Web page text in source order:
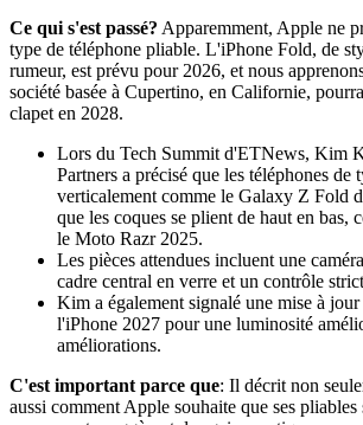
Ce qui s'est passé? Apparemment, Apple ne
type de téléphone pliable. L'iPhone Fold, de
rumeur, est prévu pour 2026, et nous
société basée à Cupertino, en Californie,
clapet en 2028.
Lors du Tech Summit d'ETNews, Kim
Partners a précisé que les téléphones de
verticalement comme le Galaxy Z Fold
que les coques se plient de haut en bas,
le Moto Razr 2025.
Les pièces attendues incluent une
cadre central en verre et un contrôle
Kim a également signalé une mise à
l'iPhone 2027 pour une luminosité
améliorations.
C'est important parce que: Il décrit non
aussi comment Apple souhaite que ses pliables